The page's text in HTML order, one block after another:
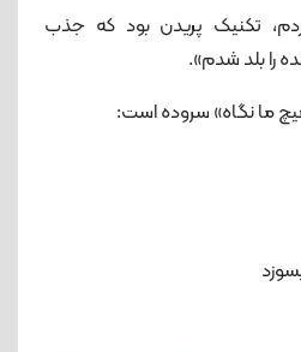
تکنیک پریدن بود که جذب
را بلد شدم».
ما نگاه» سروده است: